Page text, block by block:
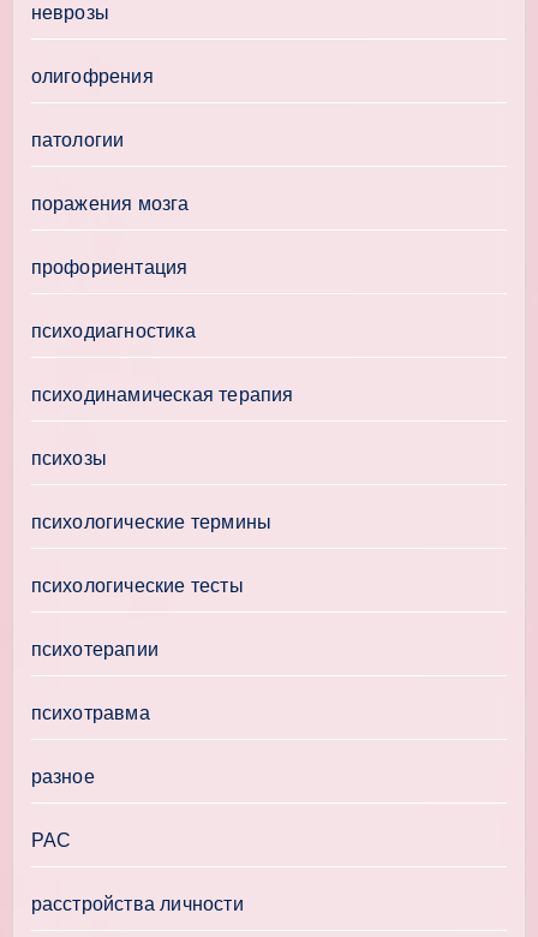
неврозы
олигофрения
патологии
поражения мозга
профориентация
психодиагностика
психодинамическая терапия
психозы
психологические термины
психологические тесты
психотерапии
психотравма
разное
РАС
расстройства личности